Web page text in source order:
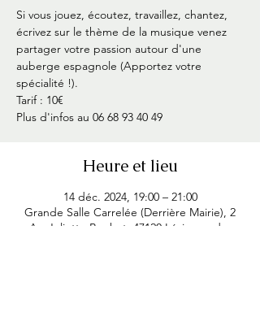
Si vous jouez, écoutez, travaillez, chantez,
écrivez sur le thème de la musique venez
partager votre passion autour d'une
auberge espagnole (Apportez votre
spécialité !).
Tarif : 10€
Plus d'infos au 06 68 93 40 49
Heure et lieu
14 déc. 2024, 19:00 – 21:00
Grande Salle Carrelée (Derrière Mairie), 2
Av. Juliette Bouhet, 47120 Lévignac-de-